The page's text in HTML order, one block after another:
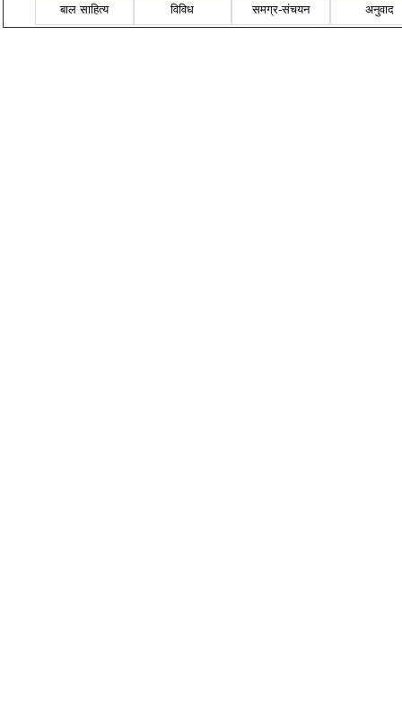
बाल साहित्य विविध समग्र-संचयन अनुवाद